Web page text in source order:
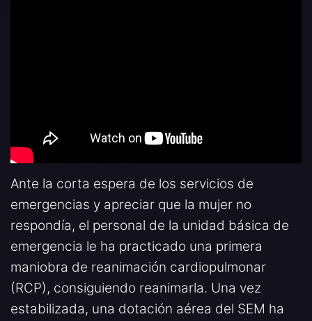
Ante la corta espera de los servicios de
emergencias y apreciar que la mujer no
respondía, el personal de la unidad básica de
emergencia le ha practicado una primera
maniobra de reanimación cardiopulmonar
(RCP), consiguiendo reanimarla. Una vez
estabilizada, una dotación aérea del SEM ha